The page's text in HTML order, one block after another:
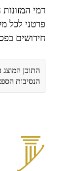
דמי
פרטני לכל
חידושים
התוכן
הנסיבות